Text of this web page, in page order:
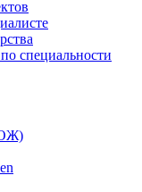
специальности